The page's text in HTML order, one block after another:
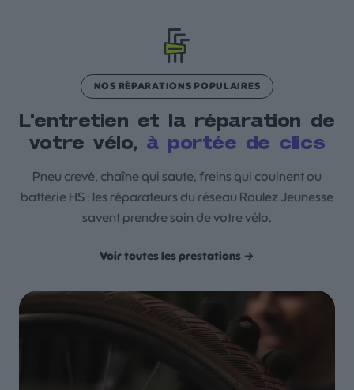
NOS RÉPARATIONS POPULAIRES
L'entretien et la réparation de
votre vélo, à portée de clics
Pneu crevé, chaîne qui saute, freins qui couinent ou
batterie HS : les réparateurs du réseau Roulez Jeunesse
savent prendre soin de votre vélo.
Voir toutes les prestations →